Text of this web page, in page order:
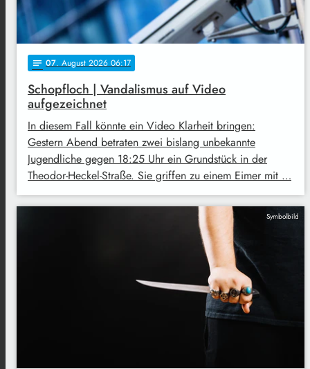
notes 07. August 2026 06:17
Schopfloch | Vandalismus auf Video
aufgezeichnet
In diesem Fall könnte ein Video Klarheit bringen:
Gestern Abend betraten zwei bislang unbekannte
Jugendliche gegen 18:25 Uhr ein Grundstück in der
Theodor-Heckel-Straße. Sie griffen zu einem Eimer mit …
Symbolbild